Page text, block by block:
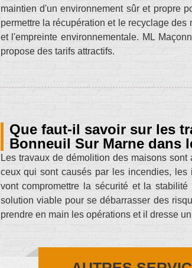
maintien d'un environnement sûr et propre
permettre la récupération et le recyclage
et l'empreinte environnementale. ML
propose des tarifs attractifs.
Que faut-il savoir sur les
Bonneuil Sur Marne dans
Les travaux de démolition des maisons
ceux qui sont causés par les incendies, les
vont compromettre la sécurité et la
solution viable pour se débarrasser des
prendre en main les opérations et il dresse